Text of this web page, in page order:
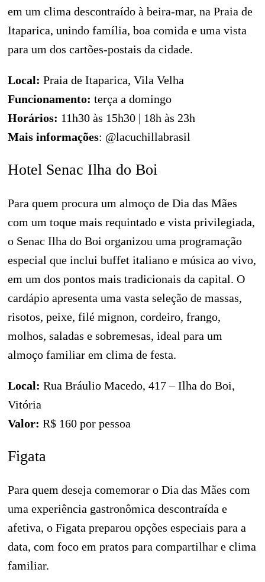
em um clima descontraído à beira-mar, na Praia de
Itaparica, unindo família, boa comida e uma vista
para um dos cartões-postais da cidade.
Local: Praia de Itaparica, Vila Velha
Funcionamento: terça a domingo
Horários: 11h30 às 15h30 | 18h às 23h
Mais informações: @lacuchillabrasil
Hotel Senac Ilha do Boi
Para quem procura um almoço de Dia das Mães
com um toque mais requintado e vista privilegiada,
o Senac Ilha do Boi organizou uma programação
especial que inclui buffet italiano e música ao vivo,
em um dos pontos mais tradicionais da capital. O
cardápio apresenta uma vasta seleção de massas,
risotos, peixe, filé mignon, cordeiro, frango,
molhos, saladas e sobremesas, ideal para um
almoço familiar em clima de festa.
Local: Rua Bráulio Macedo, 417 – Ilha do Boi,
Vitória
Valor: R$ 160 por pessoa
Figata
Para quem deseja comemorar o Dia das Mães com
uma experiência gastronômica descontraída e
afetiva, o Figata preparou opções especiais para a
data, com foco em pratos para compartilhar e clima
familiar.